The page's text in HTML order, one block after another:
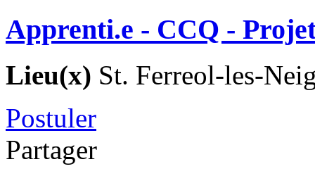
Apprenti.e - CCQ -
Lieu(x) St. Ferreol-les-
Postuler
Partager